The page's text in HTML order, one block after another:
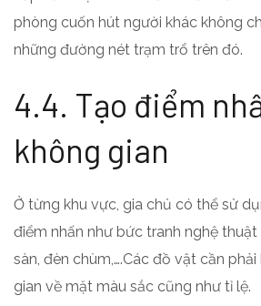
phòng cuốn hút người khác không
những đường nét trạm trổ trên đó.
4.4. Tạo điểm
không gian
Ở từng khu vực, gia chủ có thể sử
điểm nhấn như bức tranh nghệ
sàn, đèn chùm,….Các đồ vật cần
gian về mặt màu sắc cũng như tỉ lệ.